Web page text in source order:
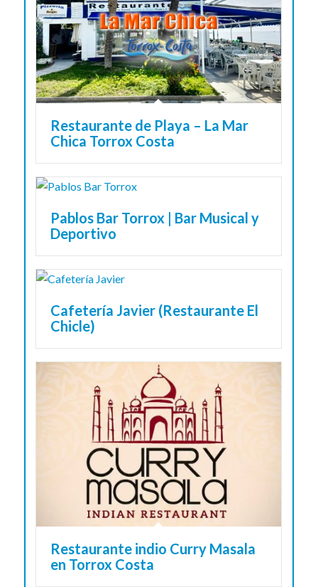
Restaurante de Playa – La Mar
Chica Torrox Costa
Pablos Bar Torrox | Bar Musical y
Deportivo
Cafetería Javier (Restaurante El
Chicle)
Restaurante indio Curry Masala
en Torrox Costa